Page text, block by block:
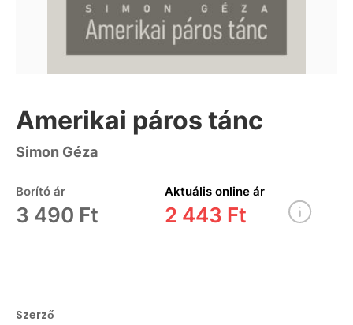
Amerikai páros tánc
Simon Géza
Borító ár
3 490 Ft
Aktuális online ár
2 443 Ft
Szerző